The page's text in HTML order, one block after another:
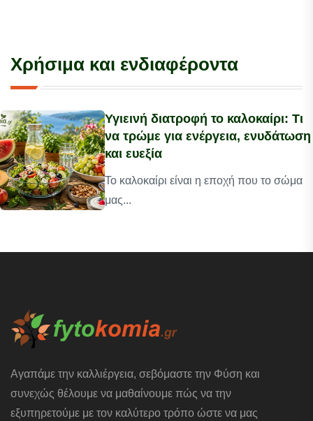
Χρήσιμα και ενδιαφέροντα
Υγιεινή διατροφή το καλοκαίρι: Τι
να τρώμε για ενέργεια, ενυδάτωση
και ευεξία
Το καλοκαίρι είναι η εποχή που το σώμα
μας...
Αγαπάμε την καλλιέργεια, σεβόμαστε την Φύση και
συνεχώς θέλουμε να μαθαίνουμε πώς να την
εξυπηρετούμε με τον καλύτερο τρόπο ώστε να μας